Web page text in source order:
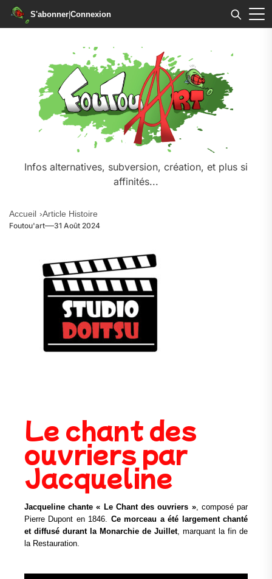
S'abonner|Connexion
Infos alternatives, subversion, création, et plus si
affinités...
Accueil Article Histoire
Foutou'art 31 Août 2024
Le chant des
ouvriers par
Jacqueline
Jacqueline chante « Le Chant des ouvriers », composé par
Pierre Dupont en 1846. Ce morceau a été largement chanté
et diffusé durant la Monarchie de Juillet, marquant la fin de
la Restauration.